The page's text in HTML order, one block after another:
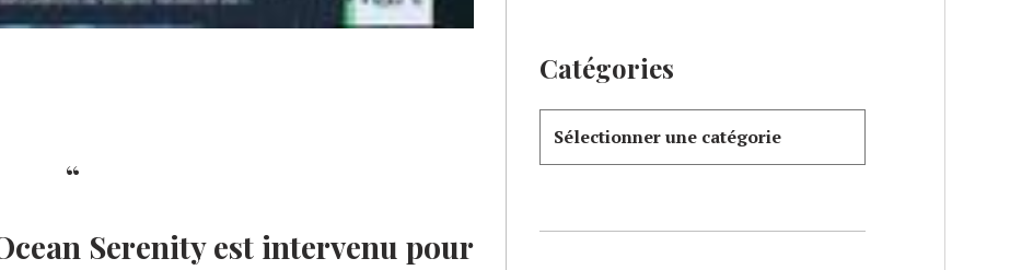
Serenity est intervenu pour
Catégories